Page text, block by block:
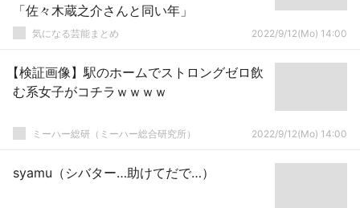
「佐々木蔵之介さんと同い年」
気になる芸能まとめ 2022/9/12(Mo) 14:00
【検証画像】駅のホームでストロングゼロ飲
む系女子がコチラｗｗｗｗ
ミーハー総研（ミーハー総合研究所） 2022/9/12(Mo) 14:00
syamu（シバター…助けてだで…）